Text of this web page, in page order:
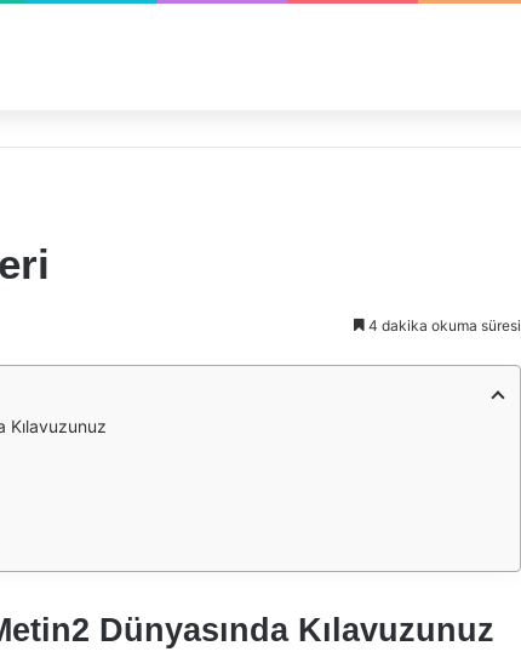
4 dakika okuma süresi
Kılavuzunuz
Dünyasında Kılavuzunuz